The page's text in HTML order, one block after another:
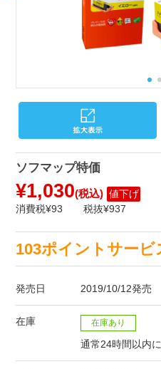
ソフマップ特価
¥1,030(税込) 値下げ
消費税¥93
税抜¥937
103ポイントサー
発売日 2019/10/12発売
在庫 在庫あり
通常24時間以内